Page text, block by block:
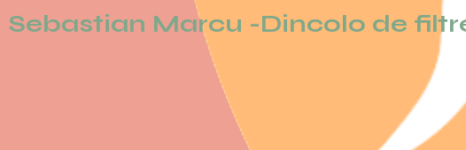
Sebastian Marcu -Dincolo de